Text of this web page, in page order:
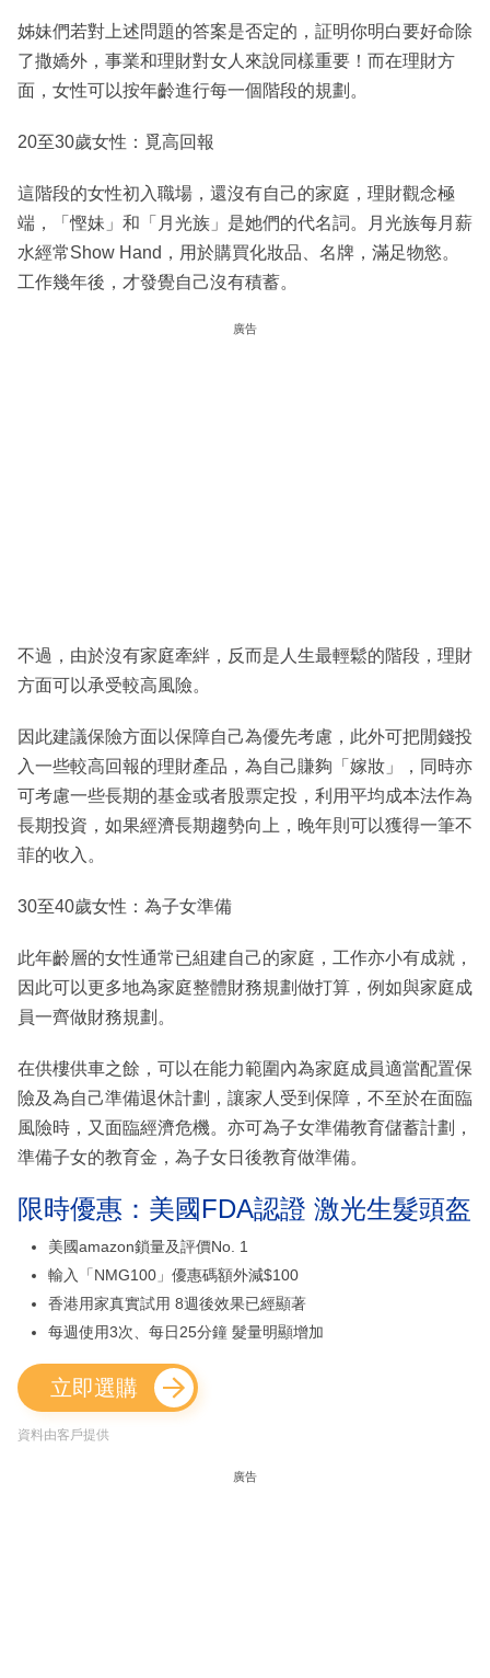
姊妹們若對上述問題的答案是否定的，証明你明白要好命除
了撒嬌外，事業和理財對女人來說同樣重要！而在理財方
面，女性可以按年齡進行每一個階段的規劃。
20至30歲女性：覓高回報
這階段的女性初入職場，還沒有自己的家庭，理財觀念極
端，「慳妹」和「月光族」是她們的代名詞。月光族每月薪
水經常Show Hand，用於購買化妝品、名牌，滿足物慾。
工作幾年後，才發覺自己沒有積蓄。
廣告
不過，由於沒有家庭牽絆，反而是人生最輕鬆的階段，理財
方面可以承受較高風險。
因此建議保險方面以保障自己為優先考慮，此外可把閒錢投
入一些較高回報的理財產品，為自己賺夠「嫁妝」，同時亦
可考慮一些長期的基金或者股票定投，利用平均成本法作為
長期投資，如果經濟長期趨勢向上，晚年則可以獲得一筆不
菲的收入。
30至40歲女性：為子女準備
此年齡層的女性通常已組建自己的家庭，工作亦小有成就，
因此可以更多地為家庭整體財務規劃做打算，例如與家庭成
員一齊做財務規劃。
在供樓供車之餘，可以在能力範圍內為家庭成員適當配置保
險及為自己準備退休計劃，讓家人受到保障，不至於在面臨
風險時，又面臨經濟危機。亦可為子女準備教育儲蓄計劃，
準備子女的教育金，為子女日後教育做準備。
限時優惠：美國FDA認證 激光生髮頭盔
美國amazon鎖量及評價No. 1
輸入「NMG100」優惠碼額外減$100
香港用家真實試用 8週後效果已經顯著
每週使用3次、每日25分鐘 髮量明顯增加
立即選購
資料由客戶提供
廣告